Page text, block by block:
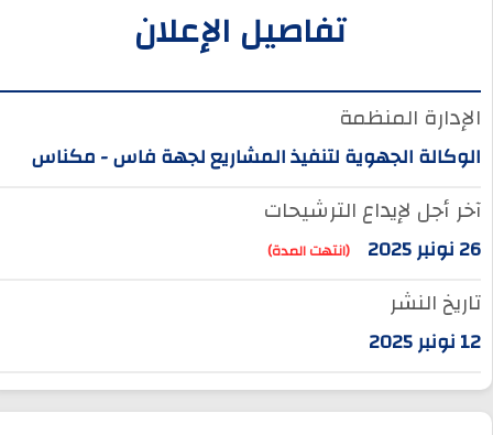
تفاصيل الإعلان
الإدارة المنظمة
الوكالة الجهوية لتنفيذ المشاريع لجهة فاس - مكناس
آخر أجل لإيداع الترشيحات
26 نونبر 2025 (انتهت المدة)
تاريخ النشر
12 نونبر 2025